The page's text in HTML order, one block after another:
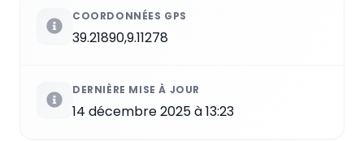
COORDONNÉES GPS
39.21890,9.11278
DERNIÈRE MISE À JOUR
14 décembre 2025 à 13:23